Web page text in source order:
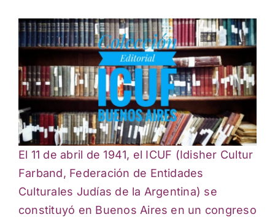
El 11 de abril de 1941, el ICUF (Idisher Cultur
Farband, Federación de Entidades
Culturales Judías de la Argentina) se
constituyó en Buenos Aires en un congreso